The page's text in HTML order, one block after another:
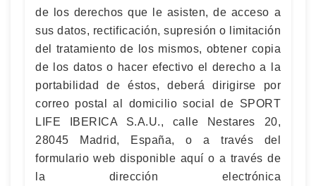
de los derechos que le asisten, de acceso a
sus datos, rectificación, supresión o limitación
del tratamiento de los mismos, obtener copia
de los datos o hacer efectivo el derecho a la
portabilidad de éstos, deberá dirigirse por
correo postal al domicilio social de SPORT
LIFE IBERICA S.A.U., calle Nestares 20,
28045 Madrid, España, o a través del
formulario web disponible aquí o a través de
la dirección electrónica